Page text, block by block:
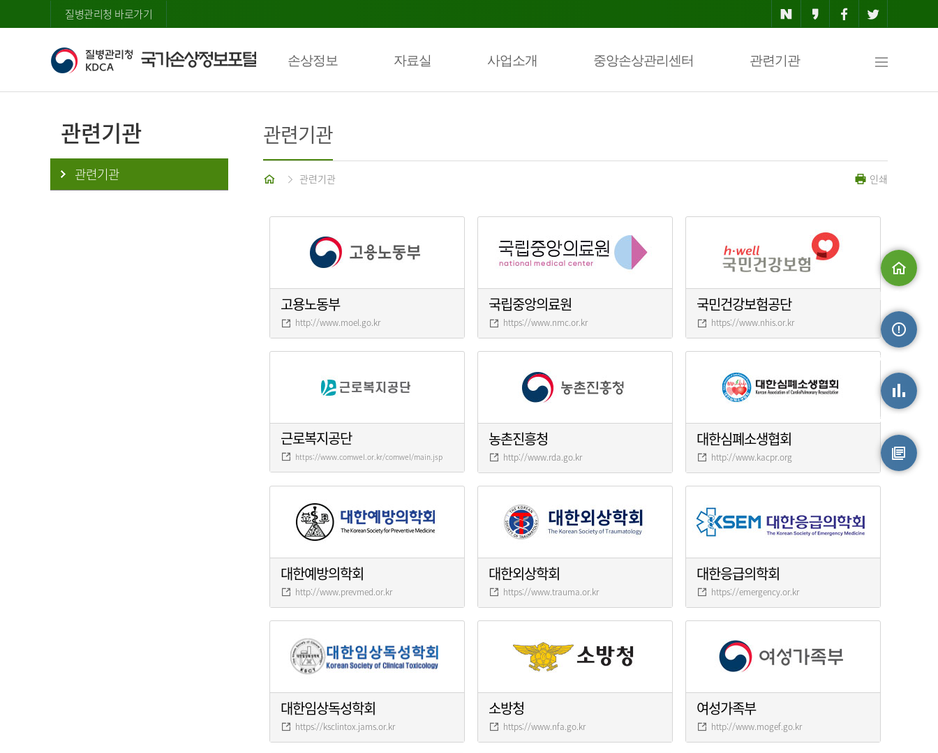
질병관리청 바로가기
손상정보 자료실 사업소개 중앙손상관리센터 관련기관
맵
관련기관
관련기관
관련기관
홈 관련기관 인쇄
고용노동부
http://www.moel.go.kr
국립중앙의료원
https://www.nmc.or.kr
국민건강보험공단
https://www.nhis.or.kr
근로복지공단
https://www.comwel.or.kr/comwel/main.jsp
농촌진흥청
http://www.rda.go.kr
대한심폐소생협회
http://www.kacpr.org
대한예방의학회
http://www.prevmed.or.kr
대한외상학회
https://www.trauma.or.kr
대한응급의학회
https://emergency.or.kr
대한임상독성학회
https://ksclintox.jams.or.kr
소방청
https://www.nfa.go.kr
여성가족부
http://www.mogef.go.kr